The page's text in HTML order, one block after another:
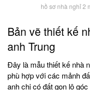
hồ sơ nhà nghỉ 2
Bản vẽ thiết kế
anh Trung
Đây là mẫu thiết kế nhà
phù hợp với các mảnh
anh chị có đất gọn lô